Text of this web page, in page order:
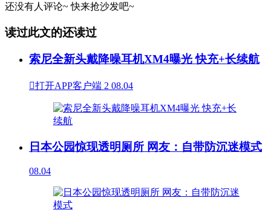
还没有人评论~ 快来抢沙发吧~
读过此文的还读过
索尼全新头戴降噪耳机XM4曝光 快充+长续航
打开APP客户端 2 08.04
日本公园惊现透明厕所 网友：自带防沉迷模式
08.04